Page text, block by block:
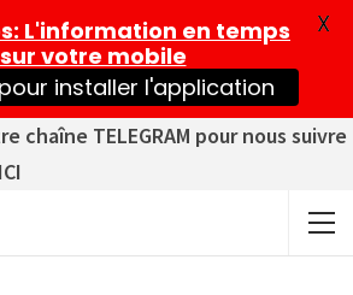
chaîne TELEGRAM pour nous suivre
: L'information en temps
votre mobile
installer l'application
X